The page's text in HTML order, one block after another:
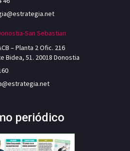
San Sebastian
– Planta 2 Ofic. 216
Bidea, 51. 20018 Donostia
periódico